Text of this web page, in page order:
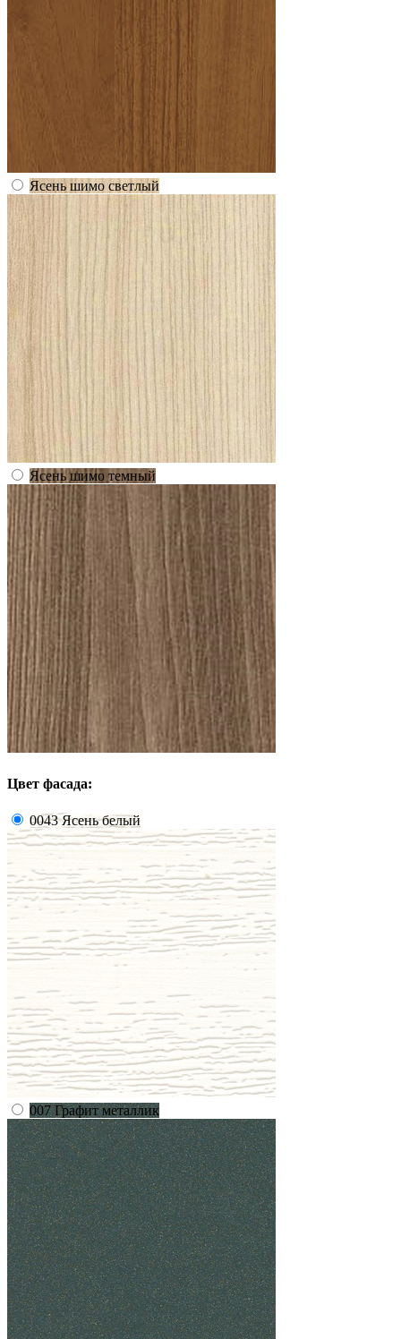
Ясень шимо светлый
Ясень шимо темный
Цвет фасада:
0043 Ясень белый
007 Графит металлик